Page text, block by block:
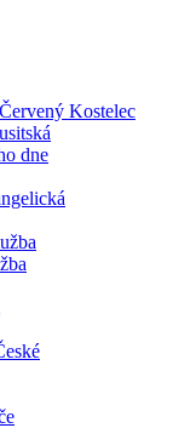
Kostelec
dne